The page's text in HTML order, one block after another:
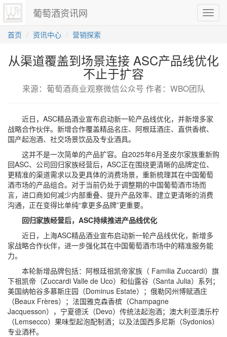
切
换
葡萄酒资讯网
首页 资讯中心 营销探索
从渠道覆盖到场景连接 ASC产品线优化
不止于扩容
来源：葡萄酒商业观察微信公众号 作者：WBO团队
近日，ASC精品酒业宣布启动新一轮产品线优化，并新增多家
战略合作伙伴。新增合作覆盖精品名庄、阿根廷酒庄、直供香槟、
国产起泡酒、社交场景饮品及专业酒具。
这并不是一次简单的产品扩容。自2025年6月圣皮尔家族重新购
回ASC、公司回归家族经营后，ASC正在围绕更清晰的品牌定位、
更精准的渠道需求以及更具体的消费场景，重新梳理其在中国葡萄
酒市场的产品组合。对于当前仍处于调整期的中国葡萄酒市场而
言，进口商如何减少内部重叠、提升产品效率、建立更清晰的消费
沟通，正在变得比单纯“拿更多品牌”更重要。
回归家族经营后，ASC持续推进产品线优化
近日，上海ASC精品酒业宣布启动新一轮产品线优化，新增多
家战略合作伙伴，进一步强化其在中国葡萄酒市场中的精准服务能
力。
本轮新增品牌包括：阿根廷祖凯帝家族（ Familia Zuccardi）旗
下祖凯帝（Zuccardi Valle de Uco）和仙露谷（Santa Julia）系列；
美国纳帕谷多慕斯庄园（Dominus Estate）；俄勒冈州博赋酒庄
（Beaux Frères）；法国雅克森香槟（Champagne
Jacquesson），宁夏德沃（Devo）传统法起泡酒；澳大利亚澳乐柠
（Lemsecco）果味型起泡配制酒；以及法国西多尼斯（Sydonios）
专业酒杯。